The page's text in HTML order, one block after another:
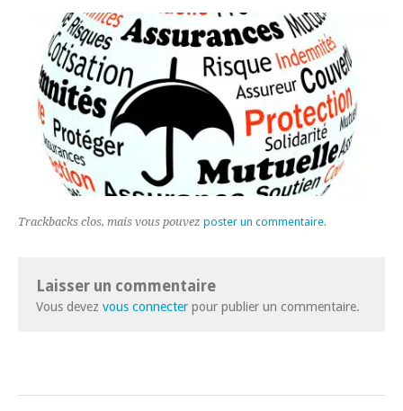
Trackbacks clos, mais vous pouvez poster un commentaire.
Laisser un commentaire
Vous devez vous connecter pour publier un commentaire.